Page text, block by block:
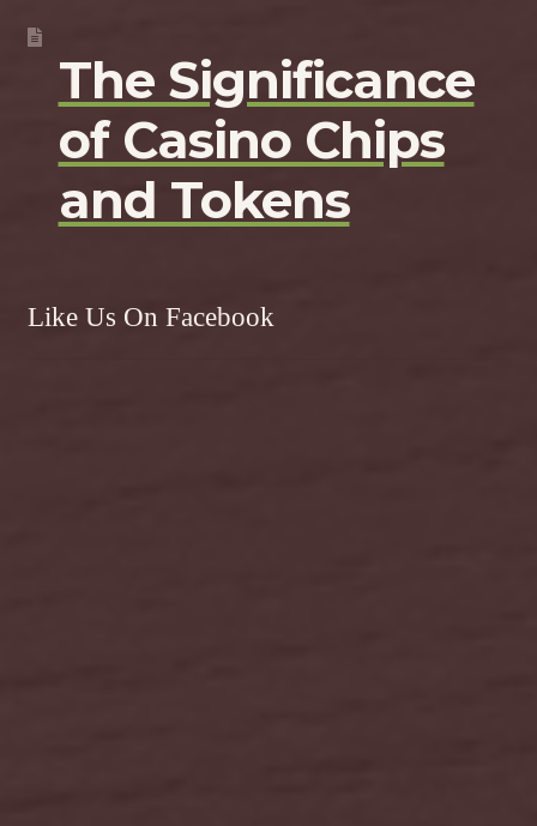
The Significance
of Casino Chips
and Tokens
Like Us On Facebook